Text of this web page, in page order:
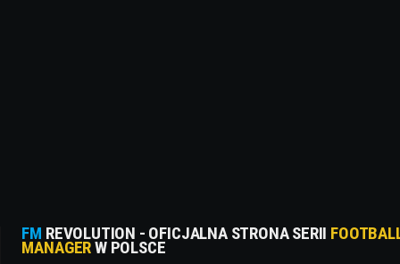
FM REVOLUTION - OFICJALNA STRONA SERII
MANAGERW POLSCE